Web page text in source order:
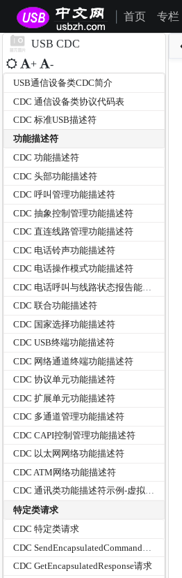
首页 专栏
USB CDC
+ -
USB通信设备类CDC简介
CDC 通信设备类协议代码表
CDC 标准USB描述符
功能描述符
CDC 功能描述符
CDC 头部功能描述符
CDC 呼叫管理功能描述符
CDC 抽象控制管理功能描述符
CDC 直连线路管理功能描述符
CDC 电话铃声功能描述符
CDC 电话操作模式功能描述符
CDC 联合功能描述符
CDC 国家选择功能描述符
CDC USB终端功能描述符
CDC 网络通道终端功能描述符
CDC 协议单元功能描述符
CDC 扩展单元功能描述符
CDC 多通道管理功能描述符
CDC CAPI控制管理功能描述符
CDC 以太网网络功能描述符
CDC ATM网络功能描述符
CDC 通讯类功能描述符示例-虚拟串口
特定类请求
CDC 特定类请求
CDC GetEncapsulatedResponse请求